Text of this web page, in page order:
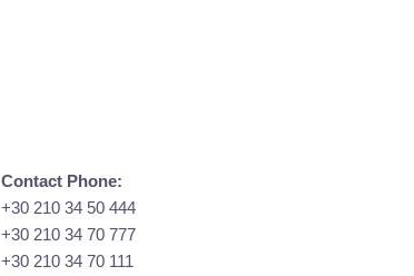
Contact Phone:
+30 210 34 50 444
+30 210 34 70 777
+30 210 34 70 111